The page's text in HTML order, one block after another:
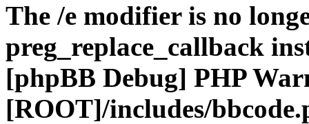
The /e modifier is no
preg_replace_callback
[phpBB Debug] PHP
[ROOT]/includes/